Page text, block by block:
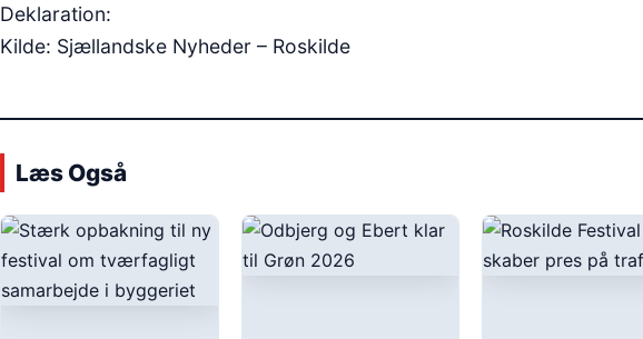
Deklaration:
Kilde: Sjællandske Nyheder – Roskilde
Læs Også